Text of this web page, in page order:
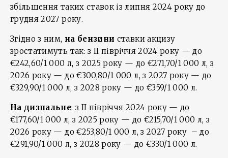
збільшення таких ставок із липня 2024 року до
грудня 2027 року.
Згідно з ним, на бензини ставки акцизу
зростатимуть так: з II півріччя 2024 року — до
€242,60/1 000 л, з 2025 року — до €271,70/1 000 л, з
2026 року — до €300,80/1 000 л, з 2027 року — до
€329,90/1 000 л, з 2028 року — до €359/1 000 л.
На дизпальне: з II півріччя 2024 року — до
€177,60/1 000 л, з 2025 року — до €215,70/1 000 л, з
2026 року — до €253,80/1 000 л, з 2027 року – до
€291,90/1 000 л, з 2028 року — до €330/1 000 л.